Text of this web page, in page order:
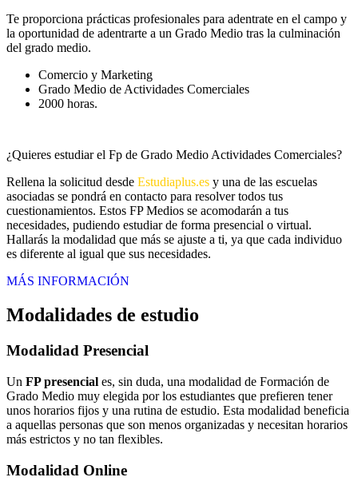
Te proporciona prácticas profesionales para adentrate en el campo y
la oportunidad de adentrarte a un Grado Medio tras la culminación
del grado medio.
Comercio y Marketing
Grado Medio de Actividades Comerciales
2000 horas.
¿Quieres estudiar el Fp de Grado Medio Actividades Comerciales?
Rellena la solicitud desde Estudiaplus.es y una de las escuelas
asociadas se pondrá en contacto para resolver todos tus
cuestionamientos. Estos FP Medios se acomodarán a tus
necesidades, pudiendo estudiar de forma presencial o virtual.
Hallarás la modalidad que más se ajuste a ti, ya que cada individuo
es diferente al igual que sus necesidades.
MÁS INFORMACIÓN
Modalidades de estudio
Modalidad Presencial
Un FP presencial es, sin duda, una modalidad de Formación de
Grado Medio muy elegida por los estudiantes que prefieren tener
unos horarios fijos y una rutina de estudio. Esta modalidad beneficia
a aquellas personas que son menos organizadas y necesitan horarios
más estrictos y no tan flexibles.
Modalidad Online